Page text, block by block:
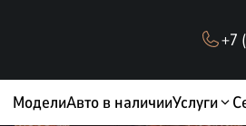
+7
МоделиАвто в наличииУслуги